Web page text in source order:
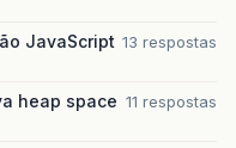
JavaScript 13 respostas
heap space 11 respostas